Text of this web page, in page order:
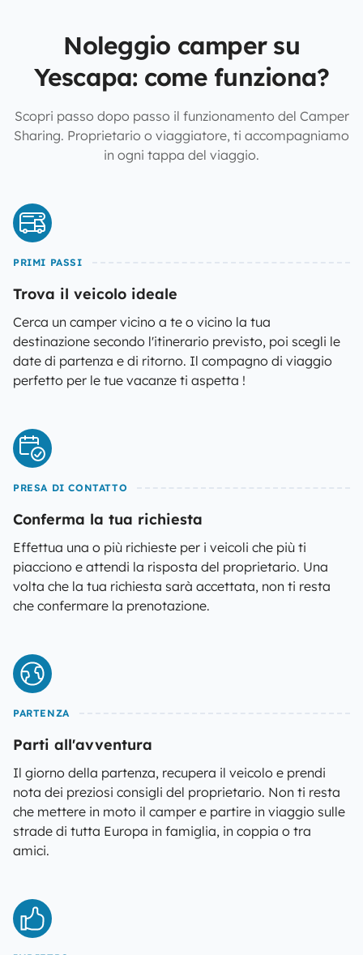
Noleggio camper su
Yescapa: come funziona?
Scopri passo dopo passo il funzionamento del Camper
Sharing. Proprietario o viaggiatore, ti accompagniamo
in ogni tappa del viaggio.
PRIMI PASSI
Trova il veicolo ideale
Cerca un camper vicino a te o vicino la tua
destinazione secondo l'itinerario previsto, poi scegli le
date di partenza e di ritorno. Il compagno di viaggio
perfetto per le tue vacanze ti aspetta !
PRESA DI CONTATTO
Conferma la tua richiesta
Effettua una o più richieste per i veicoli che più ti
piacciono e attendi la risposta del proprietario. Una
volta che la tua richiesta sarà accettata, non ti resta
che confermare la prenotazione.
PARTENZA
Parti all'avventura
Il giorno della partenza, recupera il veicolo e prendi
nota dei preziosi consigli del proprietario. Non ti resta
che mettere in moto il camper e partire in viaggio sulle
strade di tutta Europa in famiglia, in coppia o tra
amici.